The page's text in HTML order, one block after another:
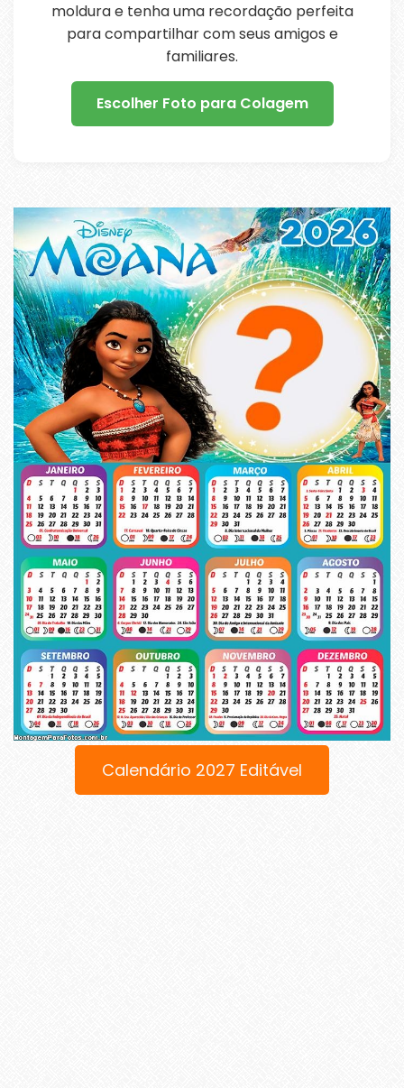
moldura e tenha uma recordação perfeita
para compartilhar com seus amigos e
familiares.
Escolher Foto para Colagem
Calendário 2027 Editável